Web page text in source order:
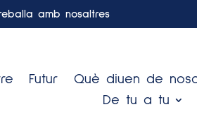
amb nosaltres
Futur
Què diuen de
De tu a tu